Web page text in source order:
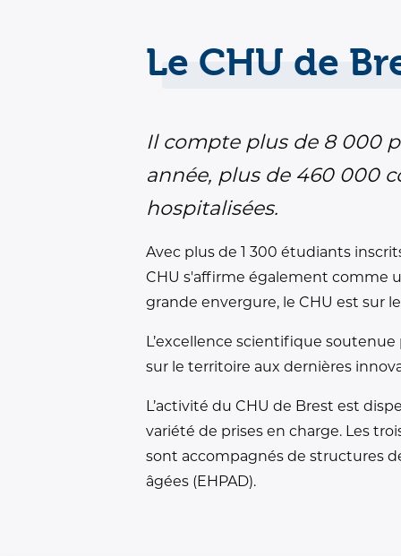
Le CHU de
Il compte plus de 8 000
année, plus de 460 000
hospitalisées.
Avec plus de 1 300 étudiants
CHU s'affirme également comme
grande envergure, le CHU est sur
L’excellence scientifique
sur le territoire aux dernières
L’activité du CHU de Brest est
variété de prises en charge. Les
sont accompagnés de structures
âgées (EHPAD).